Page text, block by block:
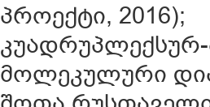
პროექტი, 2016);
მოლეკულური